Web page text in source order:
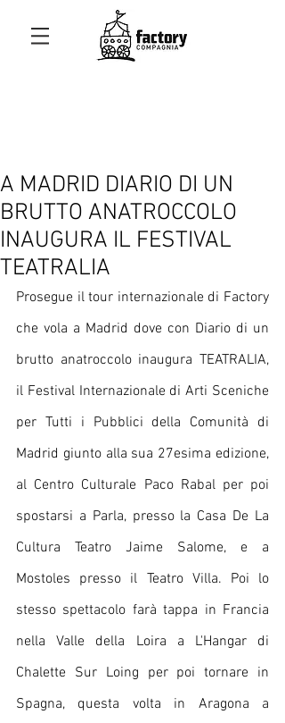
A MADRID DIARIO DI UN
BRUTTO ANATROCCOLO
INAUGURA IL FESTIVAL
TEATRALIA
Prosegue il tour internazionale di Factory
che vola a Madrid dove con Diario di un
brutto anatroccolo inaugura TEATRALIA,
il Festival Internazionale di Arti Sceniche
per Tutti i Pubblici della Comunità di
Madrid giunto alla sua 27esima edizione,
al Centro Culturale Paco Rabal per poi
spostarsi a Parla, presso la Casa De La
Cultura Teatro Jaime Salome, e a
Mostoles presso il Teatro Villa. Poi lo
stesso spettacolo farà tappa in Francia
nella Valle della Loira a L'Hangar di
Chalette Sur Loing per poi tornare in
Spagna, questa volta in Aragona a